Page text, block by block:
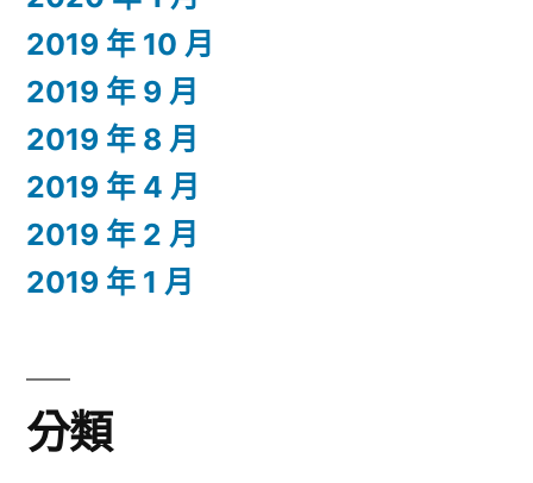
2019 年 10 月
2019 年 9 月
2019 年 8 月
2019 年 4 月
2019 年 2 月
2019 年 1 月
分類